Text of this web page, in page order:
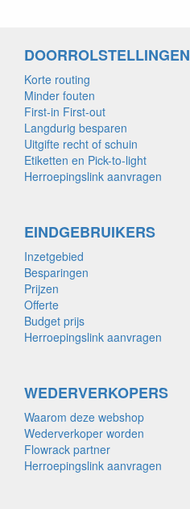
DOORROLSTELLINGEN
Korte routing
Minder fouten
First-in First-out
Langdurig besparen
Uitgifte recht of schuin
Etiketten en Pick-to-light
Herroepingslink aanvragen
EINDGEBRUIKERS
Inzetgebied
Besparingen
Prijzen
Offerte
Budget prijs
Herroepingslink aanvragen
WEDERVERKOPERS
Waarom deze webshop
Wederverkoper worden
Flowrack partner
Herroepingslink aanvragen